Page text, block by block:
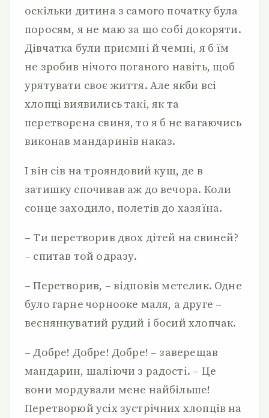
оскільки дитина з самого початку була
поросям, я не маю за що собі докоряти.
Дівчатка були приємні й чемні, я б їм
не зробив нічого поганого навіть, щоб
урятувати своє життя. Але якби всі
хлопці виявились такі, як та
перетворена свиня, то я б не вагаючись
виконав мандаринів наказ.
І він сів на трояндовий кущ, де в
затишку спочивав аж до вечора. Коли
сонце заходило, полетів до хазяїна.
– Ти перетворив двох дітей на свиней?
– спитав той одразу.
– Перетворив, – відповів метелик. Одне
було гарне чорнооке маля, а друге –
веснянкуватий рудий і босий хлопчак.
– Добре! Добре! Добре! – заверещав
мандарин, шаліючи з радості. – Це
вони мордували мене найбільше!
Перетворюй усіх зустрічних хлопців на